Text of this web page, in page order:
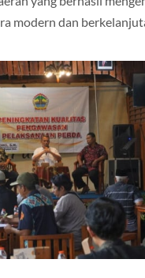
modern dan